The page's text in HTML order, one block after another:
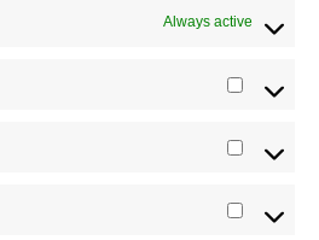
Always active